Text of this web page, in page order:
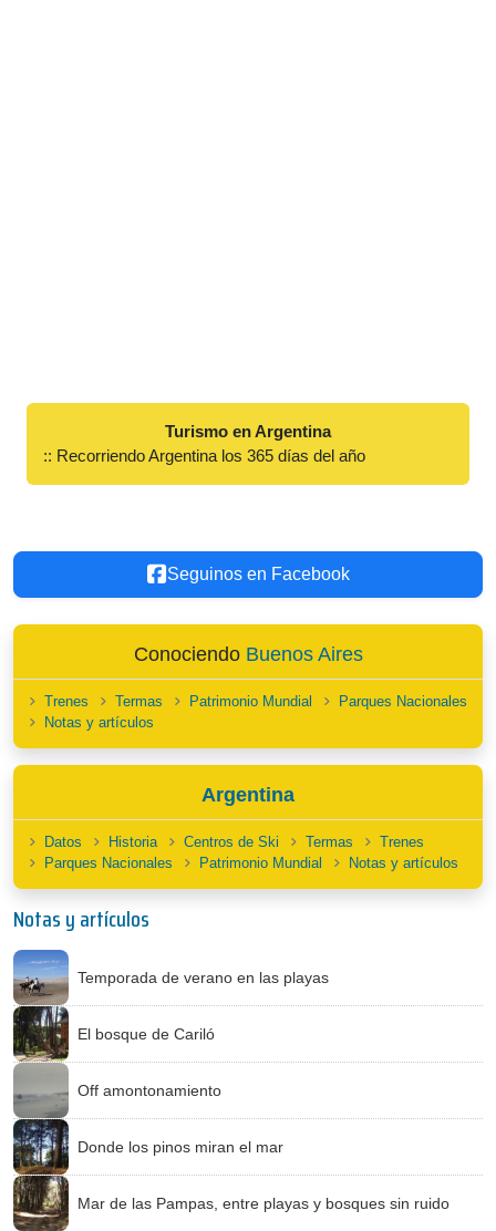
Turismo en Argentina
:: Recorriendo Argentina los 365 días del año
Seguinos en Facebook
Conociendo Buenos Aires
Trenes Termas Patrimonio Mundial
Parques Nacionales
Notas y artículos
Argentina
Datos Historia Centros de Ski Termas
Trenes
Parques Nacionales
Patrimonio Mundial Notas y artículos
Notas y artículos
Temporada de verano en las playas
El bosque de Cariló
Off amontonamiento
Donde los pinos miran el mar
Mar de las Pampas, entre playas y bosques sin ruido